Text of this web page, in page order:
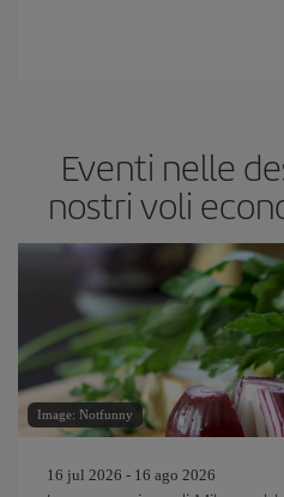
Eventi nelle
nostri voli
Image: Notfunny
16 jul 2026 - 16 ago 2026